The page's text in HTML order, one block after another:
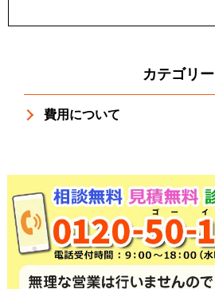
カテゴリー
費用について